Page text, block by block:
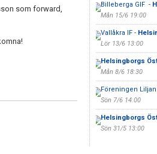
som forward,
Billeberga GIF -
Mån 15/6 19:00
Vallåkra IF -
Lör 13/6 13:00
Helsingborgs
Mån 8/6 18:30
Föreningen Liljan
Sön 7/6 14:00
Helsingborgs
Sön 31/5 13:00